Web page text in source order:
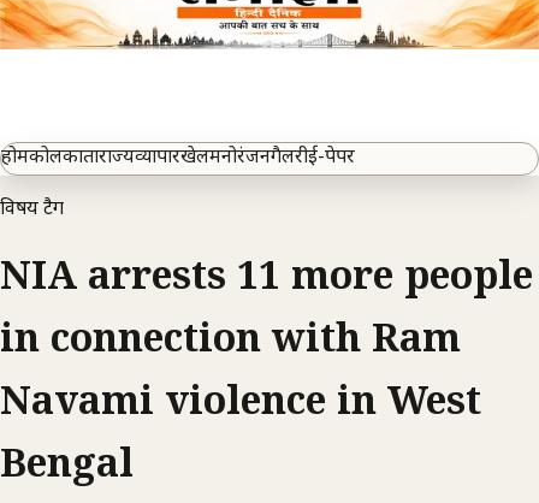
होमकोलकाताराज्यव्यापारखेलमनोरंजनगैलरीई-पेपर
विषय टैग
NIA arrests 11 more people
in connection with Ram
Navami violence in West
Bengal